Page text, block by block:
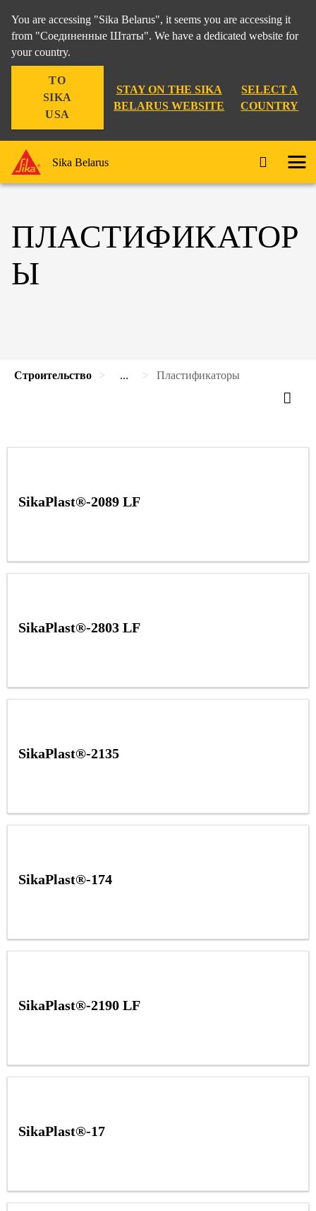
You are accessing "Sika Belarus", it seems you are accessing it
from "Соединенные Штаты". We have a dedicated website for
your country.
TO
SIKA
USA
STAY ON THE SIKA
BELARUS WEBSITE
SELECT A
COUNTRY
Sika Belarus
ПЛАСТИФИКАТОР
Ы
Строительство ... Пластификаторы
SikaPlast®-2089 LF
SikaPlast®-2803 LF
SikaPlast®-2135
SikaPlast®-174
SikaPlast®-2190 LF
SikaPlast®-17